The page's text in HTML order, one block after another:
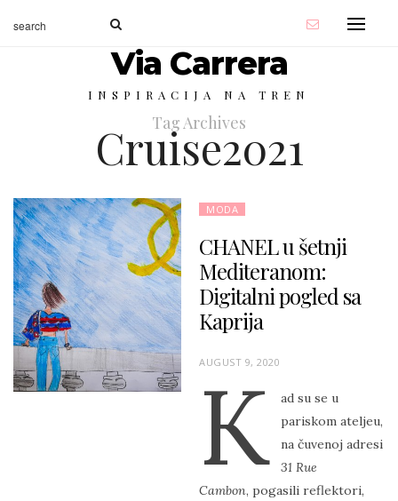
Via Carrera
INSPIRACIJA NA TREN
Tag Archives
Cruise2021
MODA
CHANEL u šetnji
Mediteranom:
Digitalni pogled sa
Kaprija
P
AUGUST 9, 2020
K
ad su se u
pariskom ateljeu,
na čuvenoj adresi
31 Rue
Cambon, pogasili reflektori,